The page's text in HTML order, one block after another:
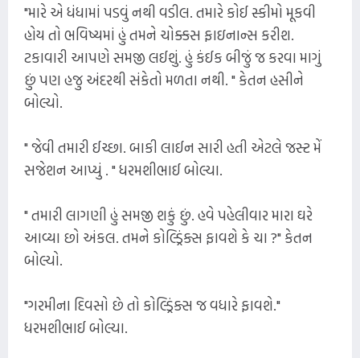
"મારે એ ધંધામાં પડવું નથી વડીલ. તમારે કોઈ સ્કીમો મૂકવી
હોય તો ભવિષ્યમાં હું તમને ચોક્કસ ફાઇનાન્સ કરીશ.
ટકાવારી આપણે સમજી લઈશું. હું કંઈક બીજું જ કરવા માગું
છું પણ હજુ અંદરથી સંકેતો મળતા નથી. " કેતન હસીને
બોલ્યો.
" જેવી તમારી ઈચ્છા. બાકી લાઈન સારી હતી એટલે જસ્ટ મેં
સજેશન આપ્યું . " ધરમશીભાઈ બોલ્યા.
" તમારી લાગણી હું સમજી શકું છું. હવે પહેલીવાર મારા ઘરે
આવ્યા છો અંકલ. તમને કોલ્ડ્રિંક્સ ફાવશે કે ચા ?" કેતન
બોલ્યો.
"ગરમીના દિવસો છે તો કોલ્ડ્રિંક્સ જ વધારે ફાવશે."
ધરમશીભાઈ બોલ્યા.